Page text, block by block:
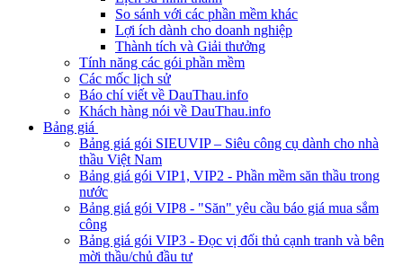
So sánh với các phần mềm khác
Lợi ích dành cho doanh nghiệp
Thành tích và Giải thưởng
Tính năng các gói phần mềm
Các mốc lịch sử
Báo chí viết về DauThau.info
Khách hàng nói về DauThau.info
Bảng giá
Bảng giá gói SIEUVIP – Siêu công cụ dành cho nhà
thầu Việt Nam
Bảng giá gói VIP1, VIP2 - Phần mềm săn thầu trong
nước
Bảng giá gói VIP8 - "Săn" yêu cầu báo giá mua sắm
công
Bảng giá gói VIP3 - Đọc vị đối thủ cạnh tranh và bên
mời thầu/chủ đầu tư